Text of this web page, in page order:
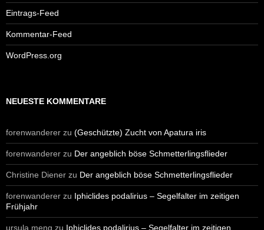
Eintrags-Feed
Kommentar-Feed
WordPress.org
NEUESTE KOMMENTARE
forenwanderer zu (Geschützte) Zucht von Apatura iris
forenwanderer zu Der angeblich böse Schmetterlingsflieder
Christine Diener zu Der angeblich böse Schmetterlingsflieder
forenwanderer zu Iphiclides podalirius – Segelfalter im zeitigen
Frühjahr
ursula meng zu Iphiclides podalirius – Segelfalter im zeitigen